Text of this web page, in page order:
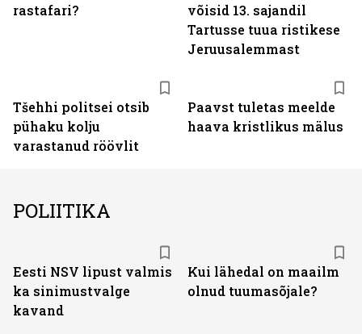
rastafari?
võisid 13. sajandil
Tartusse tuua ristikese
Jeruusalemmast
Tšehhi politsei otsib
pühaku kolju
varastanud röövlit
Paavst tuletas meelde
haava kristlikus mälus
POLIITIKA
Eesti NSV lipust valmis
ka sinimustvalge
kavand
Kui lähedal on maailm
olnud tuumasõjale?